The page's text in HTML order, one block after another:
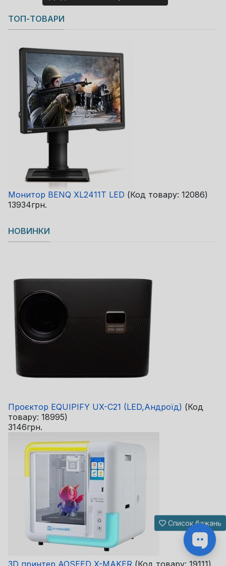
Copyright MAXXmarketing GmbH
JoomShopping Download & Support
ТОП-ТОВАРИ
Монитор BENQ XL2411T LED (Код товару: 12086)
13934грн.
НОВИНКИ
Проєктор EQUIPIFY UX-C21 (LED,Андроїд) (Код
товару: 18995)
3146грн.
3D принтер AOSEED X-MAKER (Код товару: 19111)
Список бажань